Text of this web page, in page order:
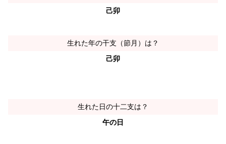
己卯
生れた年の干支（節月）は？
己卯
生れた日の十二支は？
午の日